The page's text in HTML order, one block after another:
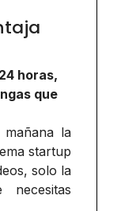
horas,
que
la
startup
solo la
necesitas